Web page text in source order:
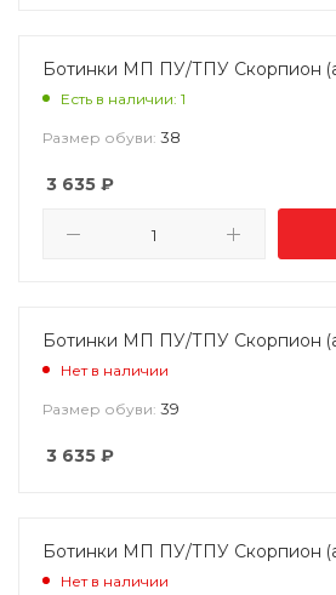
Ботинки МП ПУ/ТПУ Скорпион
Есть в наличии: 1
Размер обуви: 38
3 635 ₽
Ботинки МП ПУ/ТПУ Скорпион
Нет в наличии
Размер обуви: 39
3 635 ₽
Ботинки МП ПУ/ТПУ Скорпион
Нет в наличии